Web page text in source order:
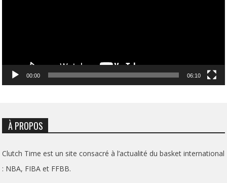
00:00 06:10
À PROPOS
Clutch Time est un site consacré à l’actualité du basket international
: NBA, FIBA et FFBB.